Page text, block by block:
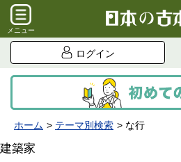
メニュー
ログイン
ホーム テーマ別検索 な行
建築家